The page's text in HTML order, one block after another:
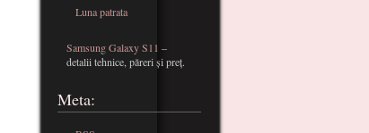
Luna patrata
Samsung Galaxy S11 –
detalii tehnice, păreri și preț.
Meta: